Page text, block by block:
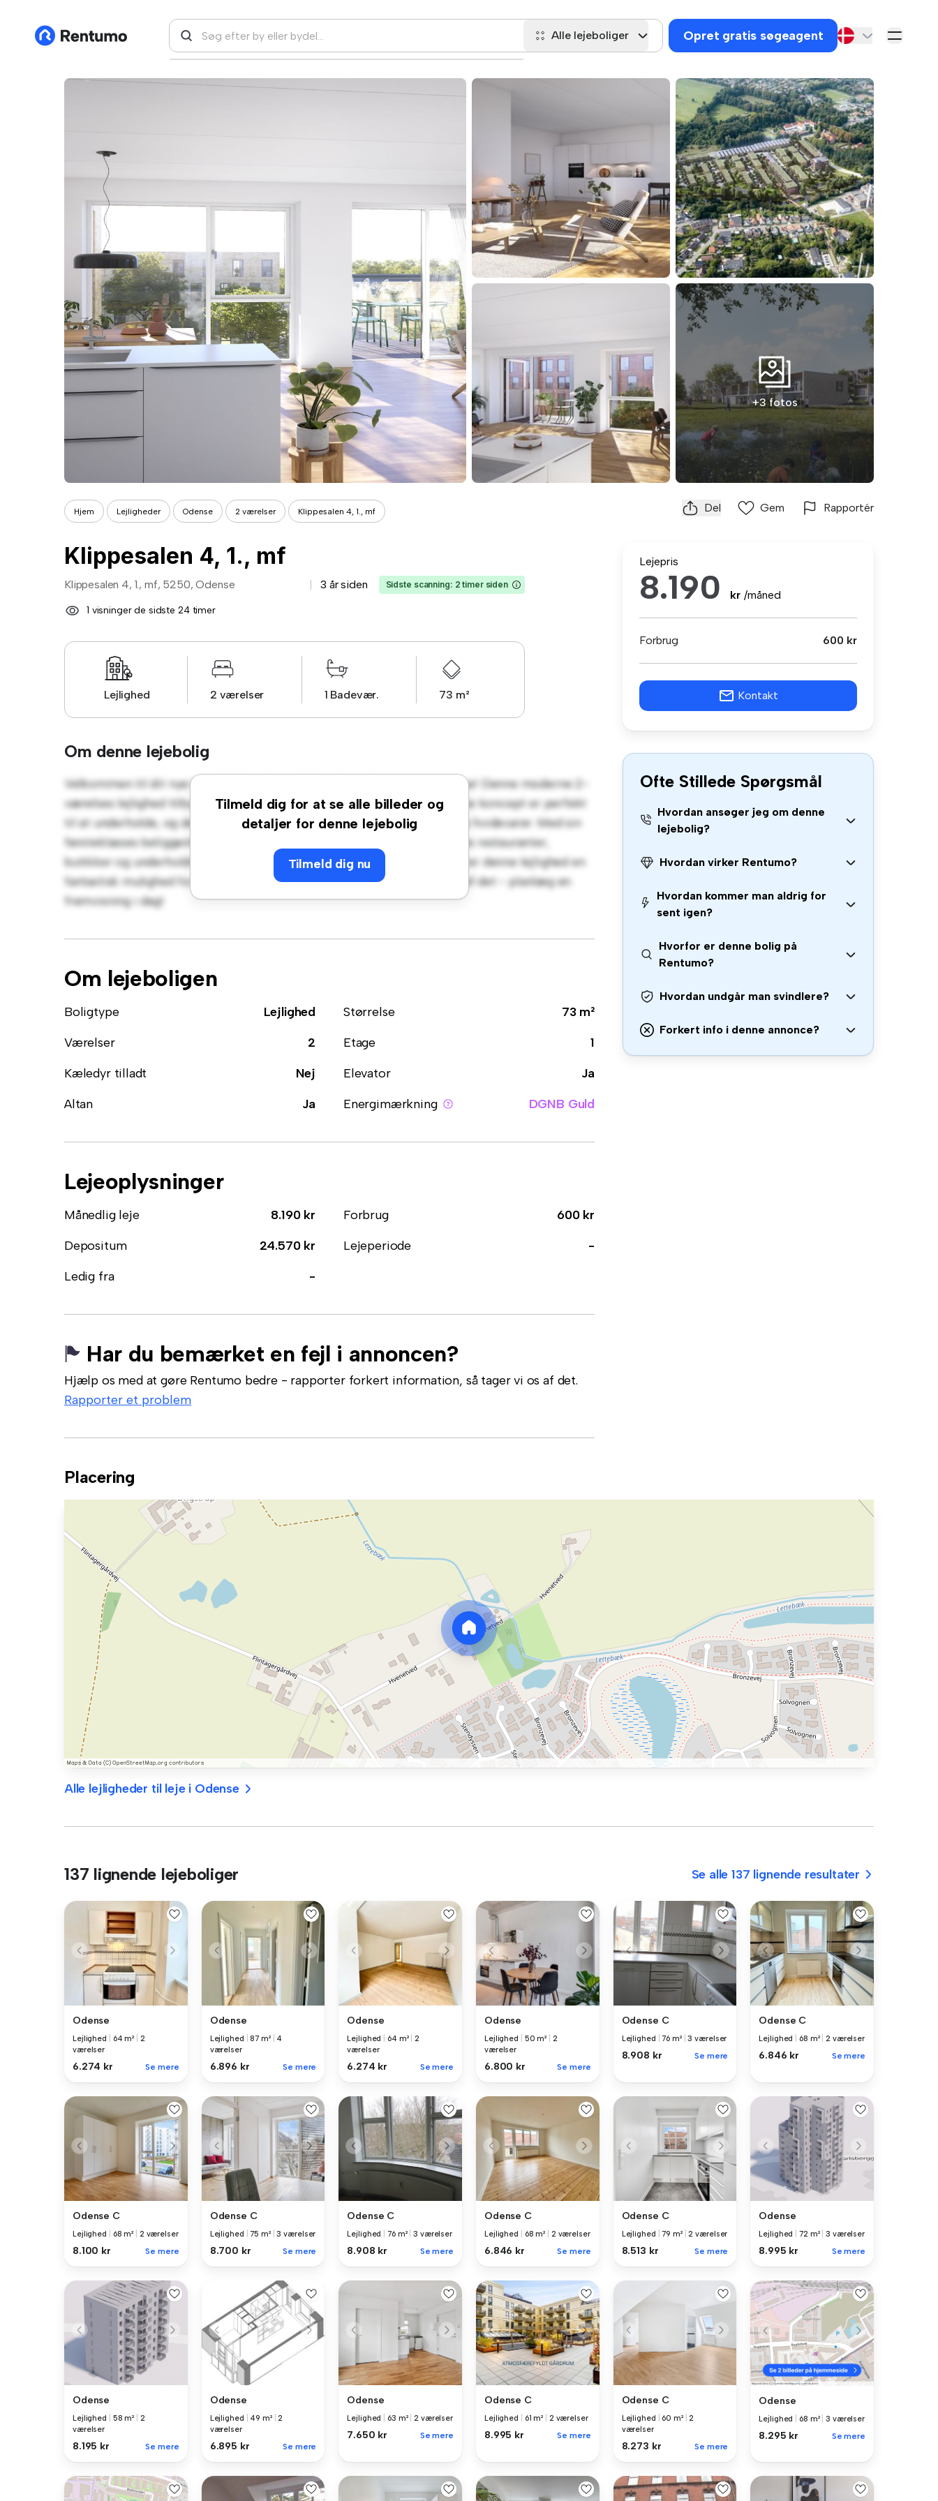
Alle lejeboliger Opret gratis søgeagent
+3 fotos
Hjem Lejligheder Odense 2 værelser Klippesalen 4, 1., mf Del Gem Rapportér
Klippesalen 4, 1., mf
Klippesalen 4, 1., mf, 5250, Odense 3 år siden Sidste scanning: 2 timer siden
1 visninger de sidste 24 timer
Lejlighed 2 værelser 1 Badevær. 73 m²
Om denne lejebolig
Tilmeld dig for at se alle billeder og
detaljer for denne lejebolig
Tilmeld dig nu
Velkommen til dit nye byferiested på Klippesalen 4, 1., mf, 5250, Odense! Denne moderne 2-
værelses lejlighed tilbyder et stilfuldt og hyggeligt opholdsrum. Det åbne koncept er perfekt
til at underholde, og det slanke køkken er udstyret med de bedste hårde hvidevarer. Med sin
førsteklasses beliggenhed vil du være kun få skridt væk fra byens bedste restauranter,
butikker og underholdningssteder. Til en overkommelig pris på 8.190 kr er denne lejlighed en
fantastisk mulighed for at nyde byens liv, når det er bedst. Gå ikke glip af det - planlæg en
fremvisning i dag!
Om lejeboligen
Boligtype Lejlighed Størrelse
73 m²
Værelser
2 Etage
1
Kæledyr tilladt
Nej Elevator
Ja
Altan
Ja Energimærkning DGNB Guld
Lejeoplysninger
Månedlig leje 8.190 kr Forbrug
600 kr
Depositum
24.570 kr Lejeperiode
-
Ledig fra
-
Har du bemærket en fejl i annoncen?
Hjælp os med at gøre Rentumo bedre - rapporter forkert information, så tager vi os af det.
Rapporter et problem
Lejepris
8.190 kr /måned
Forbrug 600 kr
Kontakt
Ofte Stillede Spørgsmål
Hvordan ansøger jeg om denne
lejebolig?
Hvordan virker Rentumo?
Hvordan kommer man aldrig for
sent igen?
Hvorfor er denne bolig på
Rentumo?
Hvordan undgår man svindlere?
Forkert info i denne annonce?
Placering
Alle lejligheder til leje i Odense
137 lignende lejeboliger Se alle 137 lignende resultater
Odense
Lejlighed 64 m²
2
værelser
6.274 kr Se mere
Odense
Lejlighed |87 m²
4
værelser
6.896 kr Se mere
Odense
Lejlighed 64 m² |2
værelser
6.274 kr Se mere
Odense
Lejlighed 50 m²
2
værelser
6.800 kr Se mere
Odense C
Lejlighed |76 m² |3 værelser
8.908 kr Se mere
Odense C
Lejlighed 68 m² |2 værelser
6.846 kr Se mere
Odense C
Lejlighed 68 m² 2 værelser
8.100 kr Se mere
Odense C
Lejlighed |75 m² |3 værelser
8.700 kr Se mere
Odense C
Lejlighed 76 m² |3 værelser
8.908 kr Se mere
Odense C
Lejlighed 68 m² 2 værelser
6.846 kr Se mere
Odense C
Lejlighed |79 m² |2 værelser
8.513 kr Se mere
Odense
Lejlighed 72 m² |3 værelser
8.995 kr Se mere
Odense
Lejlighed 58 m²
2
værelser
8.195 kr Se mere
Odense
Lejlighed 49 m² |2
værelser
6.895 kr Se mere
Odense
Lejlighed 63 m² |2 værelser
7.650 kr Se mere
Odense C
Lejlighed 61 m² 2 værelser
8.995 kr Se mere
Odense C
Lejlighed 60 m² |2
værelser
8.273 kr Se mere
Odense
Lejlighed 68 m² |3 værelser
8.295 kr Se mere